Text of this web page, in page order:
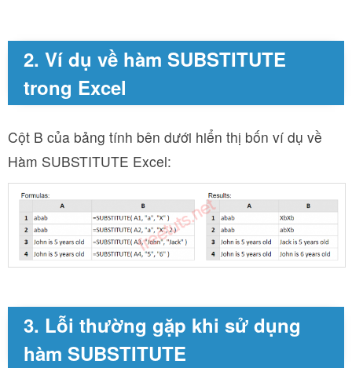
2. Ví dụ về hàm SUBSTITUTE
trong Excel
Cột B của bảng tính bên dưới hiển thị bốn ví dụ về
Hàm SUBSTITUTE Excel:
3. Lỗi thường gặp khi sử dụng
hàm SUBSTITUTE